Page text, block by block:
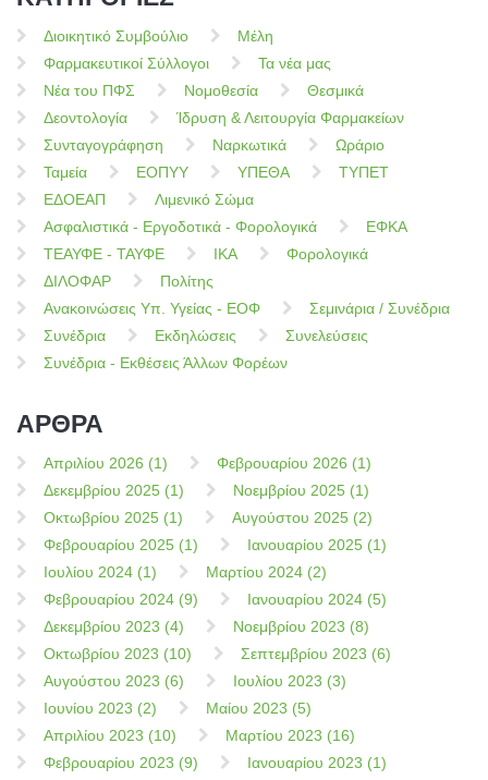
Διοικητικό Συμβούλιο
Μέλη
Φαρμακευτικοί Σύλλογοι
Τα νέα μας
Νέα του ΠΦΣ
Νομοθεσία
Θεσμικά
Δεοντολογία
Ίδρυση & Λειτουργία Φαρμακείων
Συνταγογράφηση
Ναρκωτικά
Ωράριο
Ταμεία
ΕΟΠΥΥ ΥΠΕΘΑ
ΤΥΠΕΤ
ΕΔΟΕΑΠ
Λιμενικό Σώμα
Ασφαλιστικά - Εργοδοτικά - Φορολογικά
ΕΦΚΑ
ΤΕΑΥΦΕ - ΤΑΥΦΕ
ΙΚΑ
Φορολογικά
ΔΙΛΟΦΑΡ
Πολίτης
Ανακοινώσεις Υπ. Υγείας - ΕΟΦ
Σεμινάρια / Συνέδρια
Συνέδρια
Εκδηλώσεις
Συνελεύσεις
Συνέδρια - Εκθέσεις Άλλων Φορέων
ΑΡΘΡΑ
Απριλίου 2026 (1)
Φεβρουαρίου 2026 (1)
Δεκεμβρίου 2025 (1)
Νοεμβρίου 2025 (1)
Οκτωβρίου 2025 (1)
Αυγούστου 2025 (2)
Φεβρουαρίου 2025 (1)
Ιανουαρίου 2025 (1)
Ιουλίου 2024 (1)
Μαρτίου 2024 (2)
Φεβρουαρίου 2024 (9)
Ιανουαρίου 2024 (5)
Δεκεμβρίου 2023 (4)
Νοεμβρίου 2023 (8)
Οκτωβρίου 2023 (10)
Σεπτεμβρίου 2023 (6)
Αυγούστου 2023 (6)
Ιουλίου 2023 (3)
Ιουνίου 2023 (2)
Μαίου 2023 (5)
Απριλίου 2023 (10)
Μαρτίου 2023 (16)
Φεβρουαρίου 2023 (9)
Ιανουαρίου 2023 (1)